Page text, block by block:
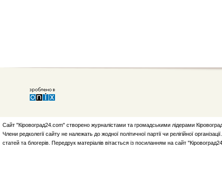
Сайт "Кіровоград24.com" створено журналістами та громадськими лідерами
Члени редколегії сайту не належать до жодної політичної партії чи релігійної
статей та блогерів. Передрук матеріалів вітається із посиланням на сайт